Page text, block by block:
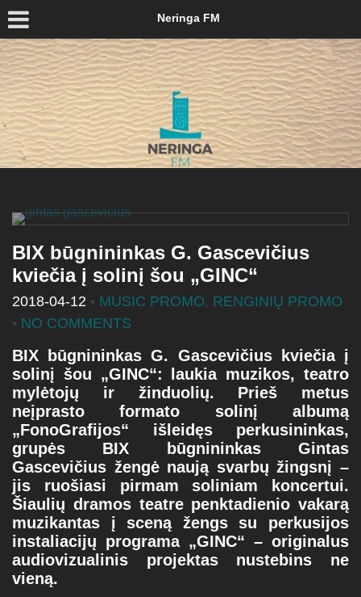
Neringa FM
BIX būgnininkas G. Gascevičius
kviečia į solinį šou „GINC“
2018-04-12 • MUSIC PROMO, RENGINIŲ PROMO
• NO COMMENTS
BIX būgnininkas G. Gascevičius kviečia į
solinį šou „GINC“: laukia muzikos, teatro
mylėtojų ir žinduolių. Prieš metus
neįprasto formato solinį albumą
„FonoGrafijos“ išleidęs perkusininkas,
grupės BIX būgnininkas Gintas
Gascevičius žengė naują svarbų žingsnį –
jis ruošiasi pirmam soliniam koncertui.
Šiaulių dramos teatre penktadienio vakarą
muzikantas į sceną žengs su perkusijos
instaliacijų programa „GINC“ – originalus
audiovizualinis projektas nustebins ne
vieną.